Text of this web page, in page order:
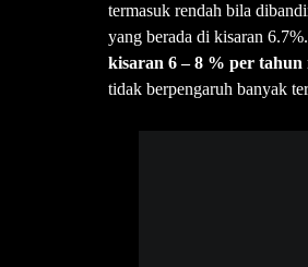
termasuk rendah bila
yang berada di kisaran
kisaran 6 – 8 % per tahun
tidak berpengaruh banyak